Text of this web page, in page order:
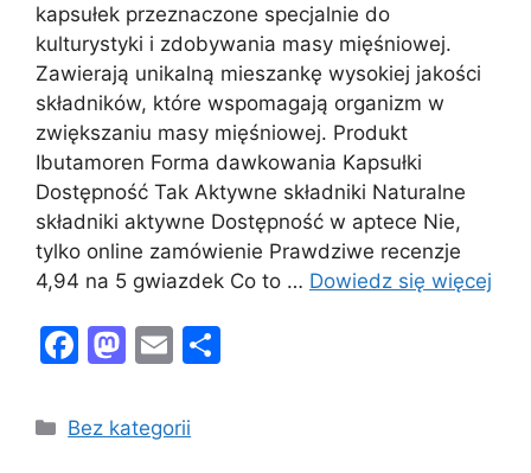
kapsułek przeznaczone specjalnie do
kulturystyki i zdobywania masy mięśniowej.
Zawierają unikalną mieszankę wysokiej jakości
składników, które wspomagają organizm w
zwiększaniu masy mięśniowej. Produkt
Ibutamoren Forma dawkowania Kapsułki
Dostępność Tak Aktywne składniki Naturalne
składniki aktywne Dostępność w aptece Nie,
tylko online zamówienie Prawdziwe recenzje
4,94 na 5 gwiazdek Co to … Dowiedz się więcej
F
c
M
st
E
ai
Kategorie
Bez kategorii